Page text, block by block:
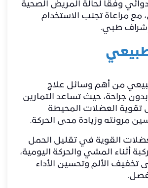
وفقًا لحالة المريض الصحية
مع مراعاة تجنب الاستخدام
طبي.
من أهم وسائل علاج
بدون جراحة، حيث تساعد التمارين
تقوية العضلات المحيطة
مرونته وزيادة مدى الحركة.
القوية في تقليل الحمل
أثناء المشي والحركة اليومية،
تخفيف الألم وتحسين الأداء